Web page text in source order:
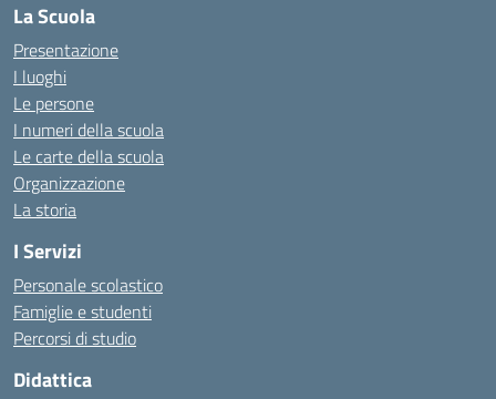
La Scuola
Presentazione
I luoghi
Le persone
I numeri della scuola
Le carte della scuola
Organizzazione
La storia
I Servizi
Personale scolastico
Famiglie e studenti
Percorsi di studio
Didattica